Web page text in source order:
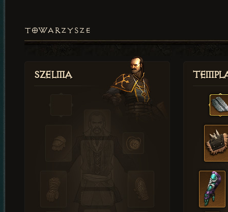
TOWARZYSZE
Szelma